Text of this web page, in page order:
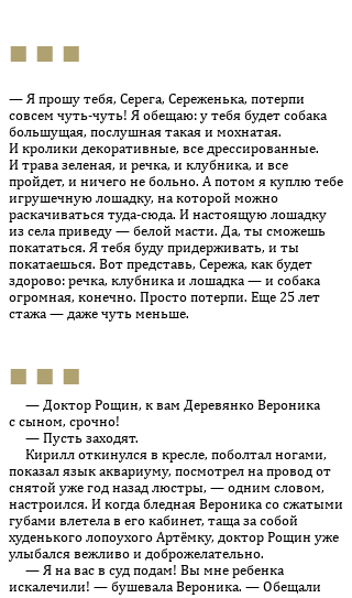
■ ■ ■
— Я прошу тебя, Серега, Сереженька, потерпи
совсем чуть-чуть! Я обещаю: у тебя будет собака
большущая, послушная такая и мохнатая.
И кролики декоративные, все дрессированные.
И трава зеленая, и речка, и клубника, и все
пройдет, и ничего не больно. А потом я куплю тебе
игрушечную лошадку, на которой можно
раскачиваться туда-сюда. И настоящую лошадку
из села приведу — белой масти. Да, ты сможешь
покататься. Я тебя буду придерживать, и ты
покатаешься. Вот представь, Сережа, как будет
здорово: речка, клубника и лошадка — и собака
огромная, конечно. Просто потерпи. Еще 25 лет
стажа — даже чуть меньше.
■ ■ ■
— Доктор Рощин, к вам Деревянко Вероника
с сыном, срочно!
— Пусть заходят.
Кирилл откинулся в кресле, поболтал ногами,
показал язык аквариуму, посмотрел на провод от
снятой уже год назад люстры, — одним словом,
настроился. И когда бледная Вероника со сжатыми
губами влетела в его кабинет, таща за собой
худенького лопоухого Артёмку, доктор Рощин уже
улыбался вежливо и доброжелательно.
— Я на вас в суд подам! Вы мне ребенка
искалечили! — бушевала Вероника. — Обещали